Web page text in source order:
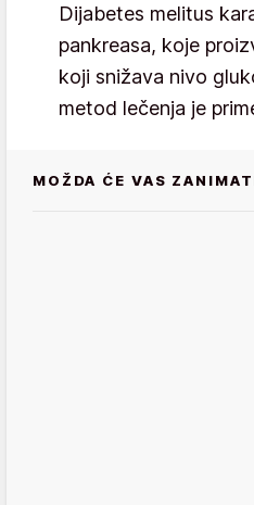
Dijabetes melitus
pankreasa, koje
koji snižava nivo
metod lečenja je
MOŽDA ĆE VAS